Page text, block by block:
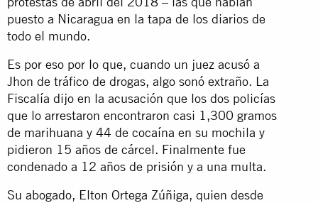
puesto a Nicaragua en la tapa de los diarios de
todo el mundo.
Es por eso por lo que, cuando un juez acusó a
Jhon de tráfico de drogas, algo sonó extraño. La
Fiscalía dijo en la acusación que los dos policías
que lo arrestaron encontraron casi 1,300 gramos
de marihuana y 44 de cocaína en su mochila y
pidieron 15 años de cárcel. Finalmente fue
condenado a 12 años de prisión y a una multa.
Su abogado, Elton Ortega Zúñiga, quien desde